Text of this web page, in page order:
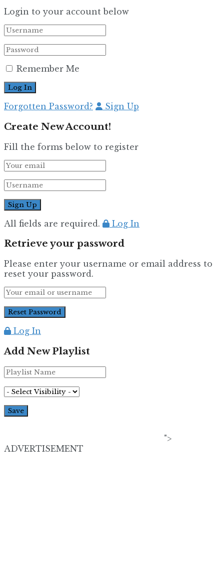
Login to your account below
Remember Me
Forgotten Password? Sign Up
Create New Account!
Fill the forms below to register
All fields are required. Log In
Retrieve your password
Please enter your username or email address to
reset your password.
Log In
Add New Playlist
">
ADVERTISEMENT